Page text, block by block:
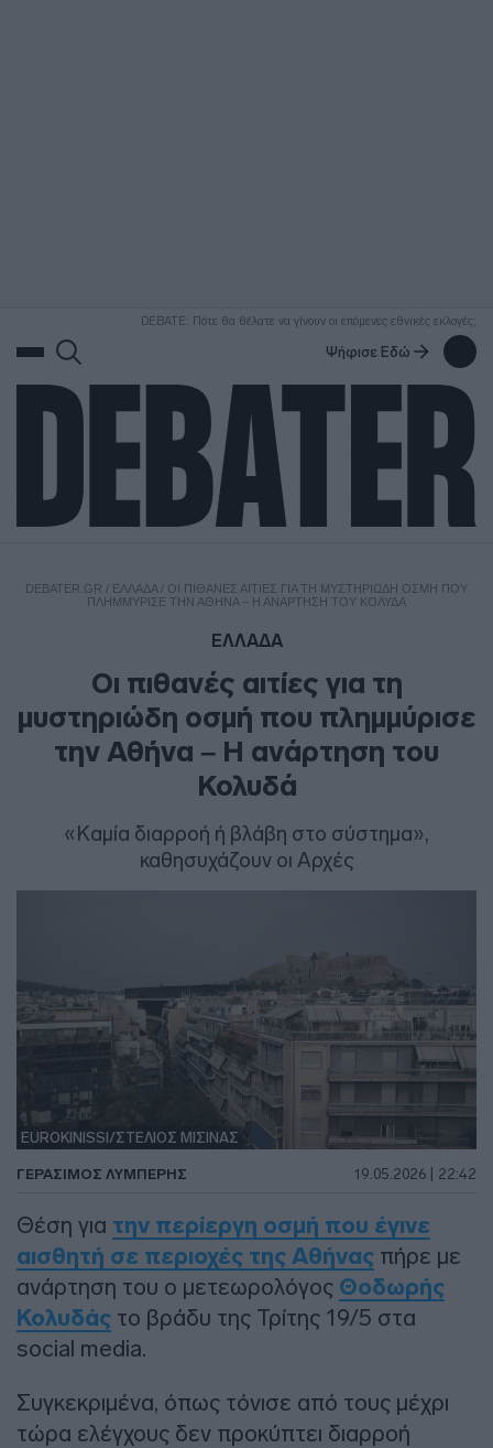
DEBATE: Πότε θα θέλατε να γίνουν οι επόμενες εθνικές εκλογές;
Ψήφισε Εδώ
DEBATER.GR / ΕΛΛΑΔΑ/ OΙ ΠΙΘΑΝΈΣ ΑΙΤΊΕΣ ΓΙΑ ΤΗ ΜΥΣΤΗΡΙΏΔΗ ΟΣΜΉ ΠΟΥ
ΠΛΗΜΜΎΡΙΣΕ ΤΗΝ ΑΘΉΝΑ – Η ΑΝΆΡΤΗΣΗ ΤΟΥ ΚΟΛΥΔΆ
ΕΛΛΑΔΑ
Oι πιθανές αιτίες για τη
μυστηριώδη οσμή που πλημμύρισε
την Αθήνα – Η ανάρτηση του
Κολυδά
«Καμία διαρροή ή βλάβη στο σύστημα»,
καθησυχάζουν οι Αρχές
EUROKINISSI/ΣΤΕΛΙΟΣ ΜΙΣΙΝΑΣ
ΓΕΡΆΣΙΜΟΣ ΛΥΜΠΈΡΗΣ 19.05.2026 | 22:42
Θέση για την περίεργη οσμή που έγινε
αισθητή σε περιοχές της Αθήνας πήρε με
ανάρτηση του ο μετεωρολόγος Θοδωρής
Κολυδάς το βράδυ της Τρίτης 19/5 στα
social media.
Συγκεκριμένα, όπως τόνισε από τους μέχρι
τώρα ελέγχους δεν προκύπτει διαρροή